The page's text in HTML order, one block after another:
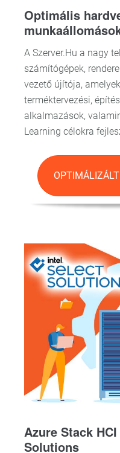
Optimális
A Szerver.Hu a nagy
számítógépek,
vezető újítója,
terméktervezési,
alkalmazások,
Learning célokra
Azure Stack
Solutions